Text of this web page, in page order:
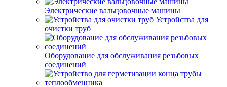
Электрические вальцовочные машины
Устройства для
очистки труб
Оборудование для обслуживания резьбовых
соединений